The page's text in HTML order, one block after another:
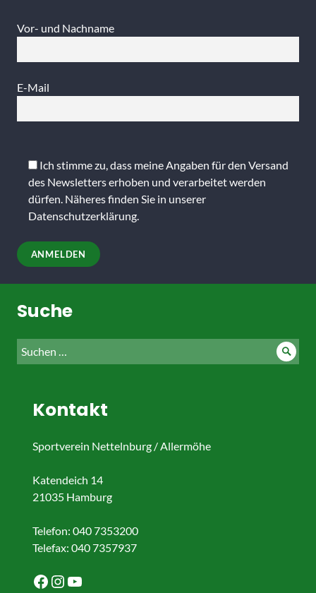
Vor- und Nachname
E-Mail
lasse
dieses
Feld
leer.
Ich stimme zu, dass meine Angaben für den Versand
des Newsletters erhoben und verarbeitet werden
dürfen. Näheres finden Sie in unserer
Datenschutzerklärung.
Suche
Suche
nach:
Kontakt
Sportverein Nettelnburg / Allermöhe
Katendeich 14
21035 Hamburg
Telefon: 040 7353200
Telefax: 040 7357937
Facebook
Instagram
YouTube